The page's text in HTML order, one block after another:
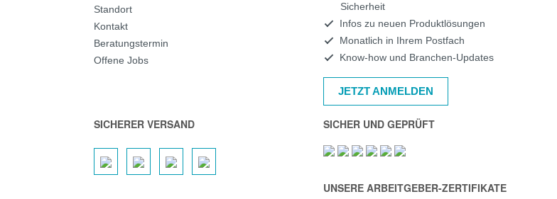
Standort
Kontakt
Beratungstermin
Offene Jobs
Sicherheit
Infos zu neuen Produktlösungen
Monatlich in Ihrem Postfach
Know-how und Branchen-Updates
JETZT ANMELDEN
SICHERER VERSAND SICHER UND GEPRÜFT
UNSERE ARBEITGEBER-ZERTIFIKATE